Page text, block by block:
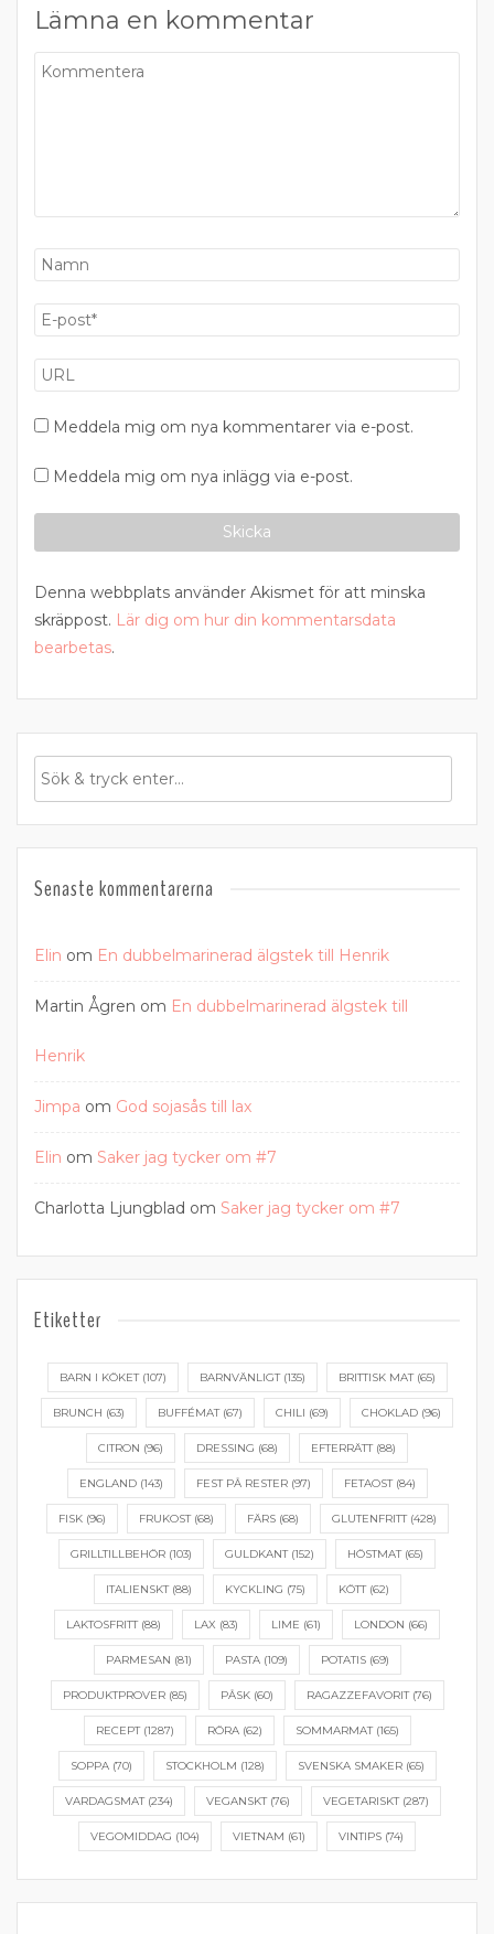
Lämna en kommentar
Meddela mig om nya kommentarer via e-post.
Meddela mig om nya inlägg via e-post.
Denna webbplats använder Akismet för att minska
skräppost. Lär dig om hur din kommentarsdata
bearbetas.
Senaste kommentarerna
Elin om En dubbelmarinerad älgstek till Henrik
Martin Ågren om En dubbelmarinerad älgstek till
Henrik
Jimpa om God sojasås till lax
Elin om Saker jag tycker om #7
Charlotta Ljungblad om Saker jag tycker om #7
Etiketter
BARN I KÖKET(107) BARNVÄNLIGT(135) BRITTISK MAT(65)
BRUNCH (63) BUFFÉMAT(67) CHILI (69) CHOKLAD (96)
CITRON (96) DRESSING (68) EFTERRÄTT(88)
ENGLAND(143) FEST PÅ RESTER(97) FETAOST(84)
FISK(96) FRUKOST(68) FÄRS(68) GLUTENFRITT(428)
GRILLTILLBEHÖR (103) GULDKANT(152) HÖSTMAT(65)
ITALIENSKT(88) KYCKLING (75) KÖTT(62)
LAKTOSFRITT(88) LAX (83) LIME (61) LONDON (66)
PARMESAN (81) PASTA(109) POTATIS(69)
PRODUKTPROVER(85) PÅSK(60) RAGAZZEFAVORIT(76)
RECEPT(1287) RÖRA(62) SOMMARMAT(165)
SOPPA(70) STOCKHOLM (128) SVENSKA SMAKER(65)
VARDAGSMAT(234) VEGANSKT(76) VEGETARISKT(287)
VEGOMIDDAG (104) VIETNAM (61) VINTIPS (74)